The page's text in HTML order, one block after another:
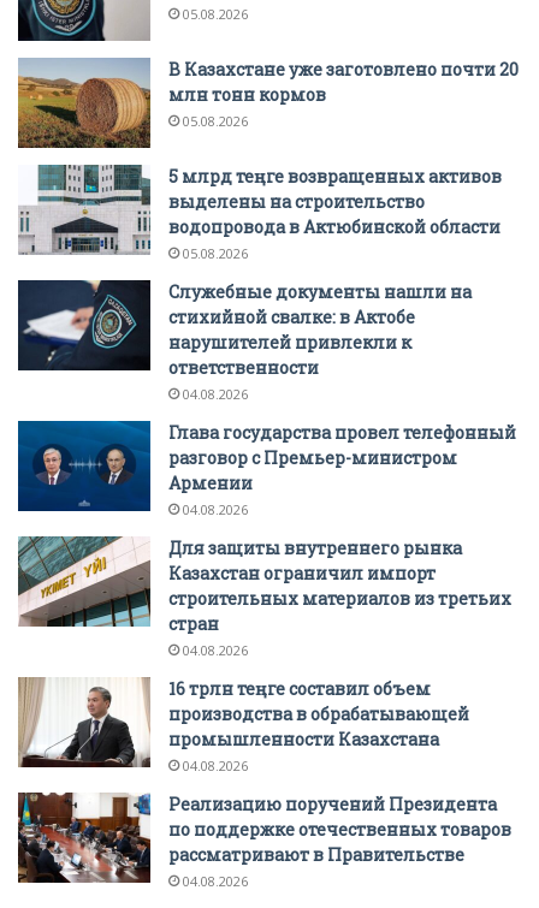
05.08.2026
В Казахстане уже заготовлено почти 20
млн тонн кормов
05.08.2026
5 млрд теңге возвращенных активов
выделены на строительство
водопровода в Актюбинской области
05.08.2026
Служебные документы нашли на
стихийной свалке: в Актобе
нарушителей привлекли к
ответственности
04.08.2026
Глава государства провел телефонный
разговор с Премьер-министром
Армении
04.08.2026
Для защиты внутреннего рынка
Казахстан ограничил импорт
строительных материалов из третьих
стран
04.08.2026
16 трлн теңге составил объем
производства в обрабатывающей
промышленности Казахстана
04.08.2026
Реализацию поручений Президента
по поддержке отечественных товаров
рассматривают в Правительстве
04.08.2026